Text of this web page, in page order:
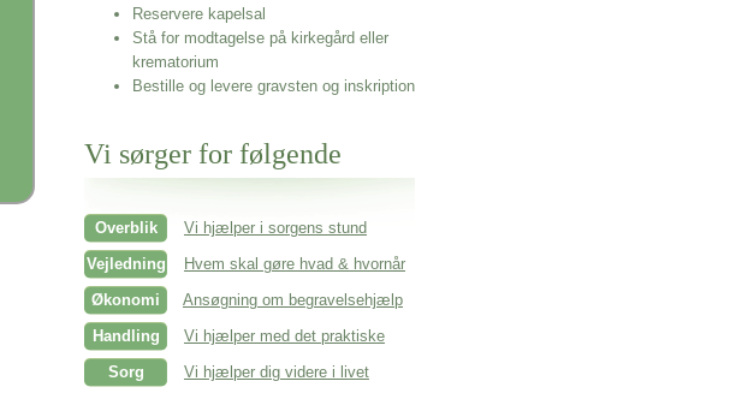
Reservere kapelsal
Stå for modtagelse på kirkegård eller
krematorium
Bestille og levere gravsten og inskription
Vi sørger for følgende
Overblik
Vi hjælper i sorgens stund
Vejledning
Hvem skal gøre hvad & hvornår
Økonomi
Ansøgning om begravelsehjælp
Handling
Vi hjælper med det praktiske
Sorg
Vi hjælper dig videre i livet